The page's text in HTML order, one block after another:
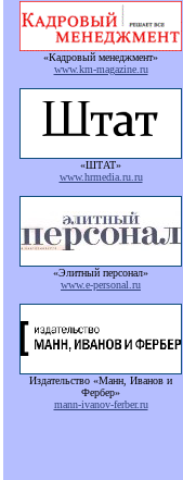
«Кадровый менеджмент»
www.km-magazine.ru
«ШТАТ»
www.hrmedia.ru.ru
«Элитный персонал»
www.e-personal.ru
Издательство «Манн, Иванов и
Фербер»
mann-ivanov-ferber.ru